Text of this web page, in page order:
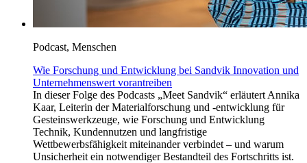
Podcast, Menschen
Wie Forschung und Entwicklung bei Sandvik Innovation und
Unternehmenswert vorantreiben
In dieser Folge des Podcasts „Meet Sandvik“ erläutert Annika
Kaar, Leiterin der Materialforschung und -entwicklung für
Gesteinswerkzeuge, wie Forschung und Entwicklung
Technik, Kundennutzen und langfristige
Wettbewerbsfähigkeit miteinander verbindet – und warum
Unsicherheit ein notwendiger Bestandteil des Fortschritts ist.